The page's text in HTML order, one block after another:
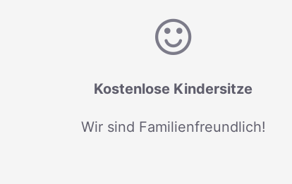
Kostenlose Kindersitze
Wir sind Familienfreundlich!